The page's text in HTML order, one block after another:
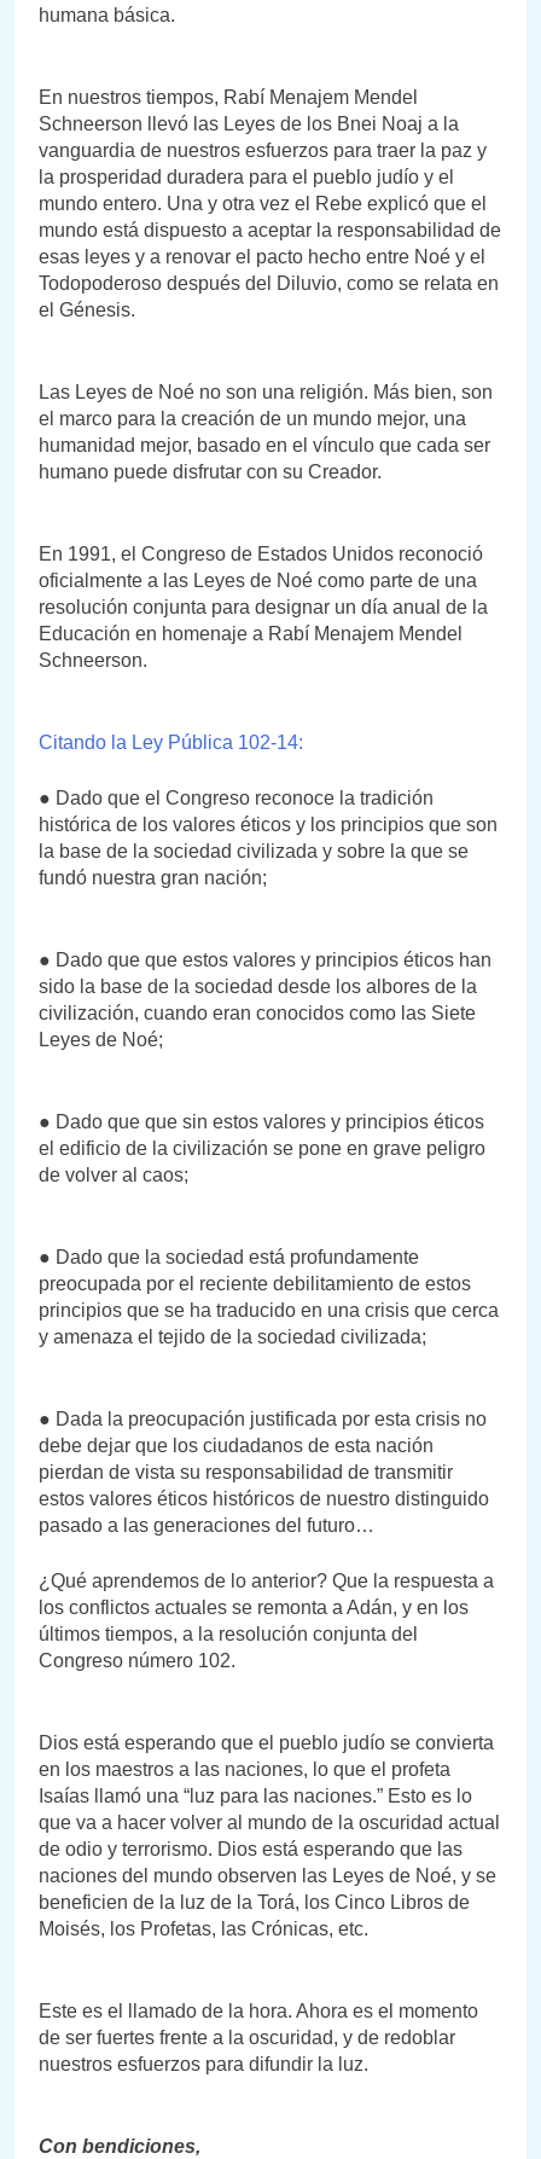
humana básica.
En nuestros tiempos, Rabí Menajem Mendel
Schneerson llevó las Leyes de los Bnei Noaj a la
vanguardia de nuestros esfuerzos para traer la paz y
la prosperidad duradera para el pueblo judío y el
mundo entero. Una y otra vez el Rebe explicó que el
mundo está dispuesto a aceptar la responsabilidad de
esas leyes y a renovar el pacto hecho entre Noé y el
Todopoderoso después del Diluvio, como se relata en
el Génesis.
Las Leyes de Noé no son una religión. Más bien, son
el marco para la creación de un mundo mejor, una
humanidad mejor, basado en el vínculo que cada ser
humano puede disfrutar con su Creador.
En 1991, el Congreso de Estados Unidos reconoció
oficialmente a las Leyes de Noé como parte de una
resolución conjunta para designar un día anual de la
Educación en homenaje a Rabí Menajem Mendel
Schneerson.
Citando la Ley Pública 102-14:
● Dado que el Congreso reconoce la tradición
histórica de los valores éticos y los principios que son
la base de la sociedad civilizada y sobre la que se
fundó nuestra gran nación;
● Dado que que estos valores y principios éticos han
sido la base de la sociedad desde los albores de la
civilización, cuando eran conocidos como las Siete
Leyes de Noé;
● Dado que que sin estos valores y principios éticos
el edificio de la civilización se pone en grave peligro
de volver al caos;
● Dado que la sociedad está profundamente
preocupada por el reciente debilitamiento de estos
principios que se ha traducido en una crisis que cerca
y amenaza el tejido de la sociedad civilizada;
● Dada la preocupación justificada por esta crisis no
debe dejar que los ciudadanos de esta nación
pierdan de vista su responsabilidad de transmitir
estos valores éticos históricos de nuestro distinguido
pasado a las generaciones del futuro…
¿Qué aprendemos de lo anterior? Que la respuesta a
los conflictos actuales se remonta a Adán, y en los
últimos tiempos, a la resolución conjunta del
Congreso número 102.
Dios está esperando que el pueblo judío se convierta
en los maestros a las naciones, lo que el profeta
Isaías llamó una “luz para las naciones.” Esto es lo
que va a hacer volver al mundo de la oscuridad actual
de odio y terrorismo. Dios está esperando que las
naciones del mundo observen las Leyes de Noé, y se
beneficien de la luz de la Torá, los Cinco Libros de
Moisés, los Profetas, las Crónicas, etc.
Este es el llamado de la hora. Ahora es el momento
de ser fuertes frente a la oscuridad, y de redoblar
nuestros esfuerzos para difundir la luz.
Con bendiciones,